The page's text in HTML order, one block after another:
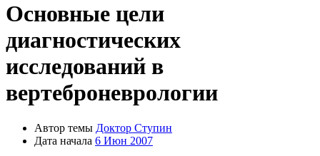
Основные цели
диагностических
исследований в
вертеброневрологии
Автор темы Доктор Ступин
Дата начала 6 Июн 2007